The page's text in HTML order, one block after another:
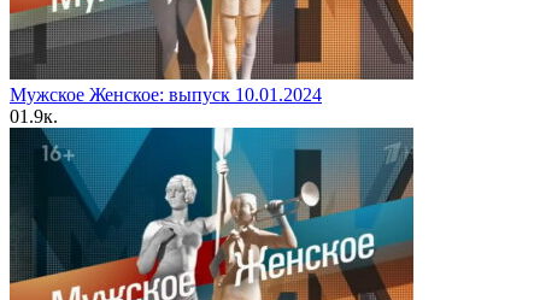
Мужское Женское: выпуск 10.01.2024
01.9к.